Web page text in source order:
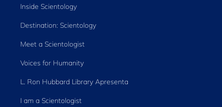
Inside Scientology
Destination: Scientology
Meet a Scientologist
Voices for Humanity
L. Ron Hubbard Library Apresenta
I am a Scientologist